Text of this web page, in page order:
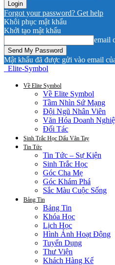
Forgot your password? Get help
Khôi phục mật khẩu
Khởi tạo mật khẩu
email
Mật khẩu đã được gửi vào email
Elite-Symbol
Về Elite Symbol
Về Elite Symbol
Tầm Nhìn Sứ Mạng
Đội Ngũ Nhân Viên
Văn Hóa Doanh
Đối Tác
Sinh Trắc Học Dấu Vân Tay
Tin Tức
Tin Tức – Sự Kiện
Sinh Trắc Học
Góc Cha Mẹ
Góc Khám Phá
Sắc Màu Cuộc Sống
Bảng Tin
Bảng Tin
Khóa Học
Lịch Học
Hình Ảnh Hoạt Động
Tuyển Dụng
Thư Viện
Khách Hàng Kể